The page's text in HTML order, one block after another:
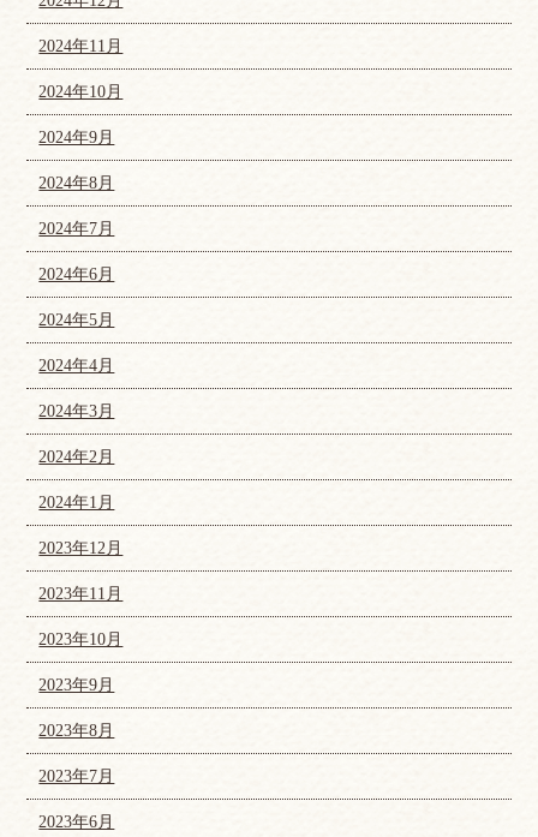
2024年11月
2024年10月
2024年9月
2024年8月
2024年7月
2024年6月
2024年5月
2024年4月
2024年3月
2024年2月
2024年1月
2023年12月
2023年11月
2023年10月
2023年9月
2023年8月
2023年7月
2023年6月